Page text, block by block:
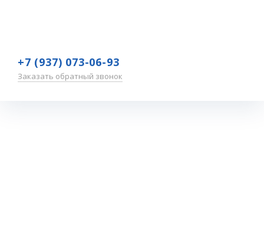
+7 (937) 073-06-93
Заказать обратный звонок